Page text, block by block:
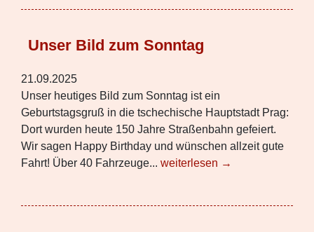
Unser Bild zum Sonntag
21.09.2025
Unser heutiges Bild zum Sonntag ist ein
Geburtstagsgruß in die tschechische Hauptstadt Prag:
Dort wurden heute 150 Jahre Straßenbahn gefeiert.
Wir sagen Happy Birthday und wünschen allzeit gute
Fahrt! Über 40 Fahrzeuge... weiterlesen →